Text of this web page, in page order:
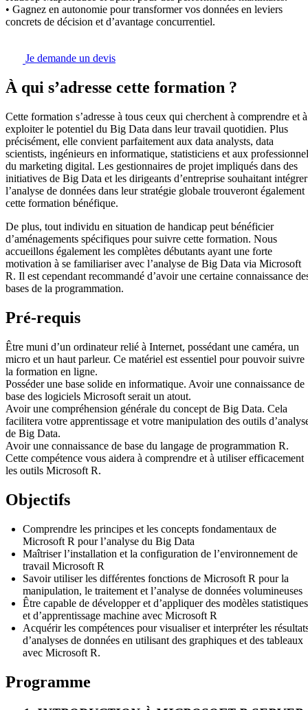
• Gagnez en autonomie pour transformer vos données en leviers
concrets de décision et d’avantage concurrentiel.
Je demande un devis
À qui s’adresse cette formation ?
Cette formation s’adresse à tous ceux qui cherchent à comprendre et à
exploiter le potentiel du Big Data dans leur travail quotidien. Plus
précisément, elle convient parfaitement aux data analysts, data
scientists, ingénieurs en informatique, statisticiens et aux
du marketing digital. Les gestionnaires de projet impliqués dans des
initiatives de Big Data et les dirigeants d’entreprise souhaitant intégrer
l’analyse de données dans leur stratégie globale trouveront également
cette formation bénéfique.
De plus, tout individu en situation de handicap peut bénéficier
d’aménagements spécifiques pour suivre cette formation. Nous
accueillons également les complètes débutants ayant une forte
motivation à se familiariser avec l’analyse de Big Data via Microsoft
R. Il est cependant recommandé d’avoir une certaine connaissance
bases de la programmation.
Pré-requis
Être muni d’un ordinateur relié à Internet, possédant une caméra, un
micro et un haut parleur. Ce matériel est essentiel pour pouvoir suivre
la formation en ligne.
Posséder une base solide en informatique. Avoir une connaissance de
base des logiciels Microsoft serait un atout.
Avoir une compréhension générale du concept de Big Data. Cela
facilitera votre apprentissage et votre manipulation des outils
de Big Data.
Avoir une connaissance de base du langage de programmation R.
Cette compétence vous aidera à comprendre et à utiliser efficacement
les outils Microsoft R.
Objectifs
Comprendre les principes et les concepts fondamentaux de
Microsoft R pour l’analyse du Big Data
Maîtriser l’installation et la configuration de l’environnement de
travail Microsoft R
Savoir utiliser les différentes fonctions de Microsoft R pour la
manipulation, le traitement et l’analyse de données volumineuses
Être capable de développer et d’appliquer des modèles statistiques
et d’apprentissage machine avec Microsoft R
Acquérir les compétences pour visualiser et interpréter les
d’analyses de données en utilisant des graphiques et des tableaux
avec Microsoft R.
Programme